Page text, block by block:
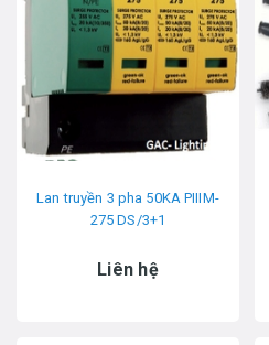
Lan truyền 3 pha 50KA PIIIM-
275 DS/3+1
Liên hệ